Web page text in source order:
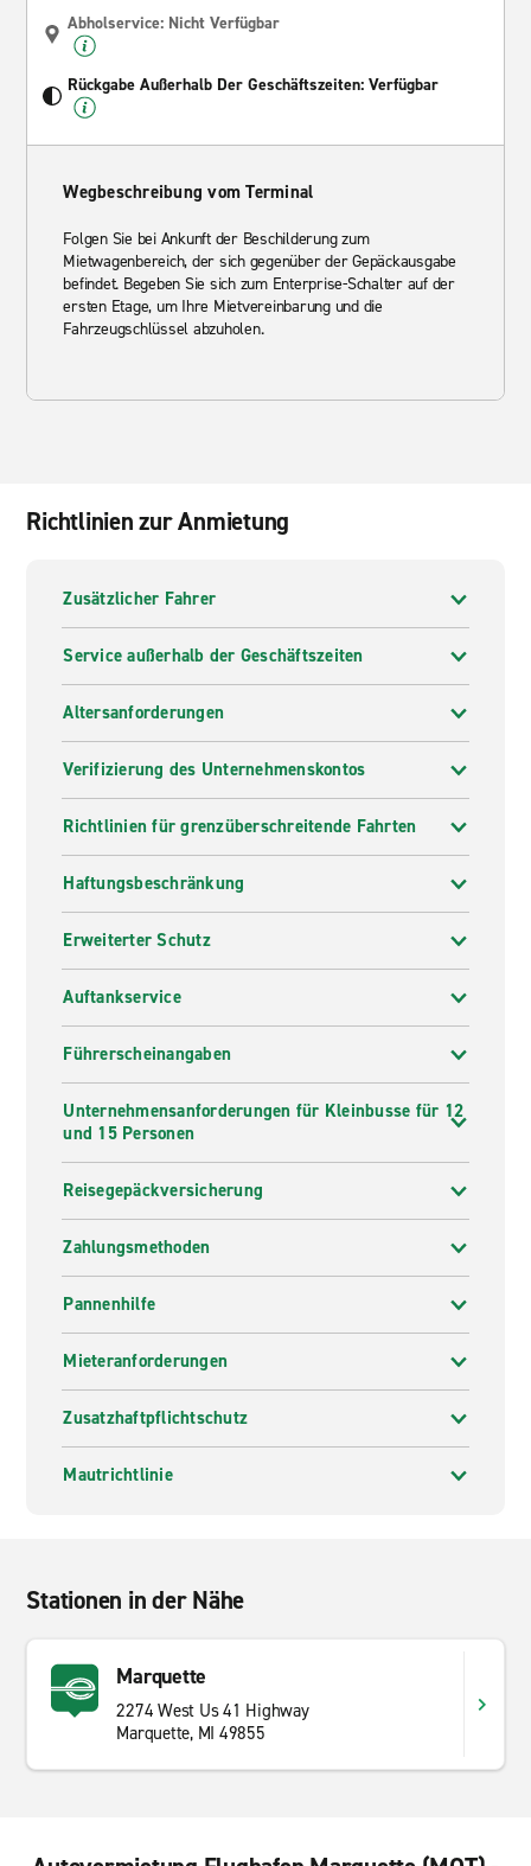
Abholservice: Nicht Verfügbar
Rückgabe Außerhalb Der Geschäftszeiten: Verfügbar
Wegbeschreibung vom Terminal
Folgen Sie bei Ankunft der Beschilderung zum
Mietwagenbereich, der sich gegenüber der Gepäckausgabe
befindet. Begeben Sie sich zum Enterprise-Schalter auf der
ersten Etage, um Ihre Mietvereinbarung und die
Fahrzeugschlüssel abzuholen.
Richtlinien zur Anmietung
Zusätzlicher Fahrer
Service außerhalb der Geschäftszeiten
Altersanforderungen
Verifizierung des Unternehmenskontos
Richtlinien für grenzüberschreitende Fahrten
Haftungsbeschränkung
Erweiterter Schutz
Auftankservice
Führerscheinangaben
Unternehmensanforderungen für Kleinbusse für 12
und 15 Personen
Reisegepäckversicherung
Zahlungsmethoden
Pannenhilfe
Mieteranforderungen
Zusatzhaftpflichtschutz
Mautrichtlinie
Stationen in der Nähe
Marquette
2274 West Us 41 Highway
Marquette, MI 49855